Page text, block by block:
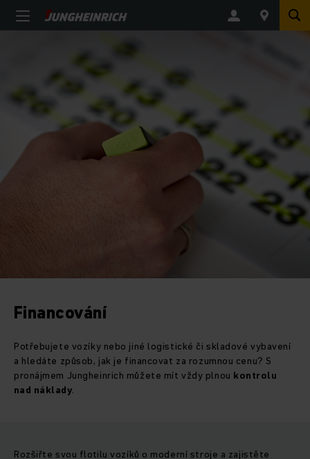
Financování
Potřebujete vozíky nebo jiné logistické či skladové vybavení
a hledáte způsob, jak je financovat za rozumnou cenu? S
pronájmem Jungheinrich můžete mít vždy plnou kontrolu
nad náklady.
Rozšiřte svou flotilu vozíků o moderní stroje a zajistěte